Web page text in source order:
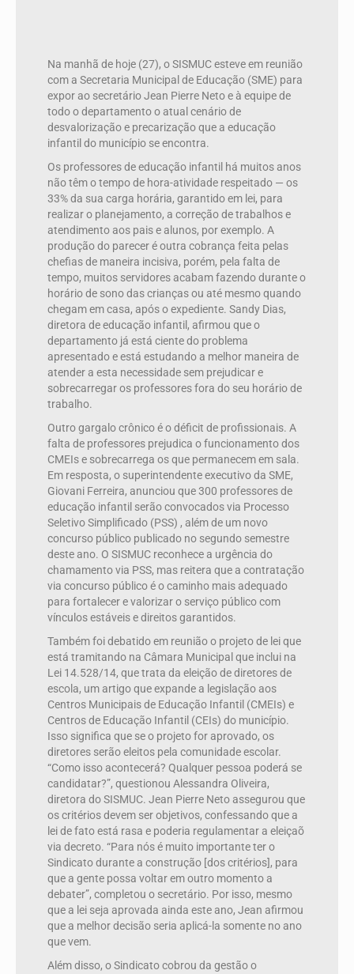
Na manhã de hoje (27), o SISMUC esteve em reunião
com a Secretaria Municipal de Educação (SME) para
expor ao secretário Jean Pierre Neto e à equipe de
todo o departamento o atual cenário de
desvalorização e precarização que a educação
infantil do município se encontra.
Os professores de educação infantil há muitos anos
não têm o tempo de hora-atividade respeitado — os
33%da sua carga horária, garantido em lei, para
realizar o planejamento, a correção de trabalhos e
atendimento aos pais e alunos, por exemplo. A
produção do parecer é outra cobrança feita pelas
chefias de maneira incisiva, porém, pela falta de
tempo, muitos servidores acabam fazendo durante o
horário de sono das crianças ou até mesmo quando
chegam em casa, após o expediente. Sandy Dias,
diretora de educação infantil, afirmou que o
departamento já está ciente do problema
apresentado e está estudando a melhor maneira de
atender a esta necessidade sem prejudicar e
sobrecarregar os professores fora do seu horário de
trabalho.
Outro gargalo crônico é o déficit de profissionais. A
falta de professores prejudica o funcionamento dos
CMEIs e sobrecarrega os que permanecem em sala.
Em resposta, o superintendente executivo da SME,
Giovani Ferreira, anunciou que 300 professores de
educação infantil serão convocados via Processo
Seletivo Simplificado (PSS) , além de um novo
concurso público publicado no segundo semestre
deste ano. O SISMUC reconhece a urgência do
chamamento via PSS, mas reitera que a contratação
via concurso público é o caminho mais adequado
para fortalecer e valorizar o serviço público com
vínculos estáveis e direitos garantidos.
Também foi debatido em reunião o projeto de lei que
está tramitando na Câmara Municipal que inclui na
Lei 14.528/14, que trata da eleição de diretores de
escola, um artigo que expande a legislação aos
Centros Municipais de Educação Infantil (CMEIs) e
Centros de Educação Infantil (CEIs) do município.
Isso significa que se o projeto for aprovado, os
diretores serão eleitos pela comunidade escolar.
“Como isso acontecerá? Qualquer pessoa poderá se
candidatar?”, questionou Alessandra Oliveira,
diretora do SISMUC. Jean Pierre Neto assegurou que
os critérios devem ser objetivos, confessando que a
lei de fato está rasa e poderia regulamentar a eleiçaõ
via decreto. “Para nós é muito importante ter o
Sindicato durante a construção [dos critérios], para
que a gente possa voltar em outro momento a
debater”, completou o secretário. Por isso, mesmo
que a lei seja aprovada ainda este ano, Jean afirmou
que a melhor decisão seria aplicá-la somente no ano
que vem.
Além disso, o Sindicato cobrou da gestão o